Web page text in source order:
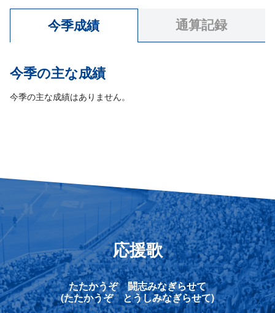
今季成績 通算記録
今季の主な成績
今季の主な成績はありません。
応援歌
たたかうぞ 闘志みなぎらせて
(たたかうぞ とうしみなぎらせて)